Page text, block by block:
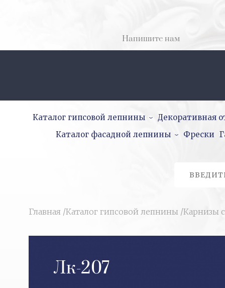
Напишите нам
Каталог гипсовой лепнины
Декоративная
Каталог фасадной лепнины
Фрески
Главная /Каталог гипсовой лепнины /Карнизы
Лк-207